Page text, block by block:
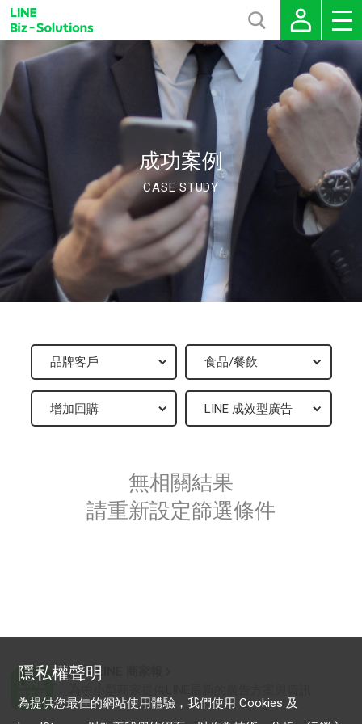
成功案例
CASE STUDY
無相關結果
請重新設定篩選條件
加入 LINE 商家報
隱私權聲明
為提供您最佳的網站使用體驗，我們使用 Cookies 及